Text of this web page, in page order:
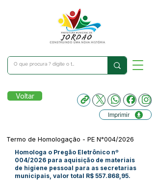
Voltar
Imprimir
Termo de Homologação - PE N°004/2026
Homologa o Pregão Eletrônico nº
004/2026 para aquisição de materiais
de higiene pessoal para as secretarias
municipais, valor total R$ 557.868,95.